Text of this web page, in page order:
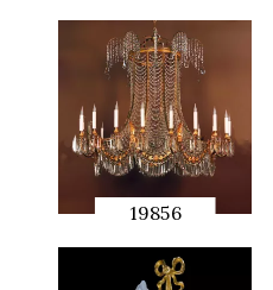
19856
APERÇU
RAPIDE